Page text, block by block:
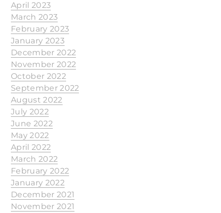
April 2023
March 2023
February 2023
January 2023
December 2022
November 2022
October 2022
September 2022
August 2022
July 2022
June 2022
May 2022
April 2022
March 2022
February 2022
January 2022
December 2021
November 2021